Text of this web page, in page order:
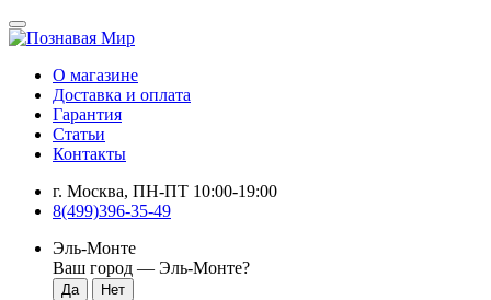
О магазине
Доставка и оплата
Гарантия
Статьи
Контакты
г. Москва, ПН-ПТ 10:00-19:00
8(499)396-35-49
Эль-Монте
Ваш город — Эль-Монте?